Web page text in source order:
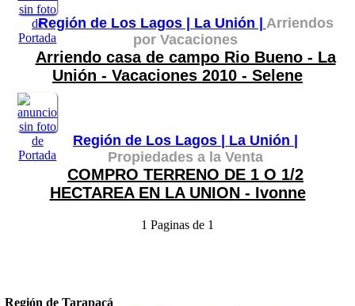
Región de Los Lagos | La Unión | Arriendos
por Vacaciones
Arriendo casa de campo Rio Bueno - La
Unión - Vacaciones 2010 - Selene
Región de Los Lagos | La Unión |
Propiedades a la Venta
COMPRO TERRENO DE 1 O 1/2
HECTAREA EN LA UNION - Ivonne
1 Paginas de 1
Región de Tarapacá